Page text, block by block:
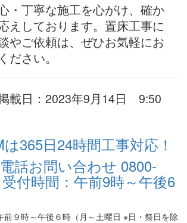
・丁寧な施工を心がけ、確か
えしております。置床工事に
やご依頼は、ぜひお気軽にお
ださい。
載日：2023年9月14日 9:50
前９時～午後６時（月～土曜日 ※日・祭日を除